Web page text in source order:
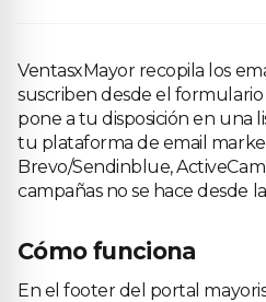
VentasxMayor recopila los
suscriben desde el
pone a tu disposición en una
tu plataforma de email
Brevo/Sendinblue,
campañas no se hace desde
Cómo funciona
En el footer del portal